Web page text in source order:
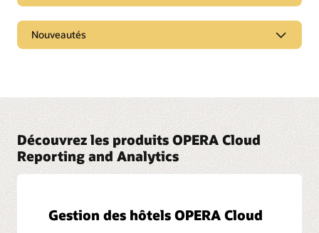
les dernières tendances du marché, les nouveaux
produits, ainsi que des « conseils et astuces » pour
Nouveautés
Découvrez les produits OPERA Cloud
Reporting and Analytics
Gestion des hôtels OPERA Cloud